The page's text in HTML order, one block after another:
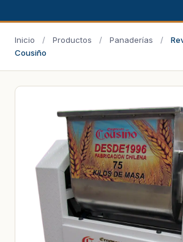
Inicio / Productos / Panaderías /
Cousiño